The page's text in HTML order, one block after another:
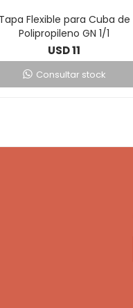
Tapa Flexible para Cuba de
Polipropileno GN 1/1
USD11
Consultar stock